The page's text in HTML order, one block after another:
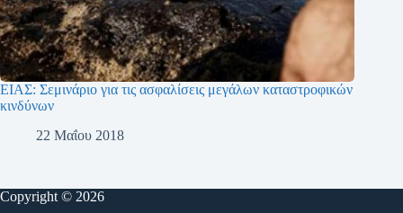
ΕΙΑΣ: Σεμινάριο για τις ασφαλίσεις μεγάλων καταστροφικών
κινδύνων
22 Μαΐου 2018
Copyright © 2026